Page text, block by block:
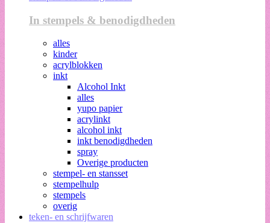
In stempels & benodigdheden
alles
kinder
acrylblokken
inkt
Alcohol Inkt
alles
yupo papier
acrylinkt
alcohol inkt
inkt benodigdheden
spray
Overige producten
stempel- en stansset
stempelhulp
stempels
overig
teken- en schrijfwaren